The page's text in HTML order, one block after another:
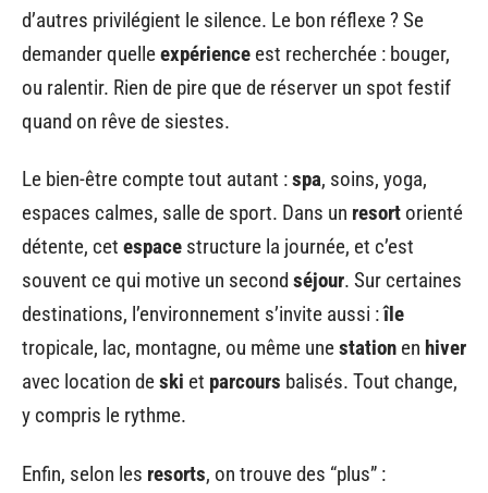
d’autres privilégient le silence. Le bon réflexe ? Se
demander quelleexpérience est recherchée : bouger,
ou ralentir. Rien de pire que de réserver un spot festif
quand on rêve de siestes.
Le bien-être compte tout autant :spa, soins, yoga,
espaces calmes, salle de sport. Dans un resort orienté
détente, cet espace structure la journée, et c’est
souvent ce qui motive un secondséjour. Sur certaines
destinations, l’environnement s’invite aussi :île
tropicale, lac, montagne, ou même unestation en hiver
avec location deski et parcours balisés. Tout change,
y compris le rythme.
Enfin, selon les resorts, on trouve des “plus” :